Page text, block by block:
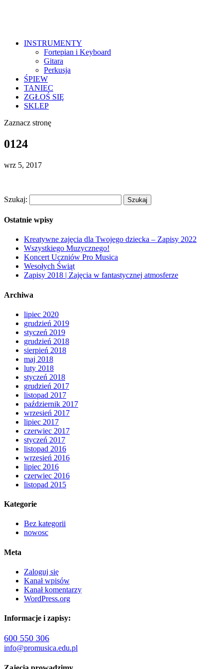
INSTRUMENTY
Fortepian i Keyboard
Gitara
Perkusja
ŚPIEW
TANIEC
ZGŁOŚ SIĘ
SKLEP
Zaznacz stronę
0124
wrz 5, 2017
Szukaj:
Ostatnie wpisy
Kreatywne zajęcia dla Twojego dziecka – Zapisy 2022
Wszystkiego Muzycznego!
Koncert Uczniów Pro Musica
Wesołych Świąt
Zapisy 2018 | Zajęcia w fantastycznej atmosferze
Archiwa
lipiec 2020
grudzień 2019
styczeń 2019
grudzień 2018
sierpień 2018
maj 2018
luty 2018
styczeń 2018
grudzień 2017
listopad 2017
październik 2017
wrzesień 2017
lipiec 2017
czerwiec 2017
styczeń 2017
listopad 2016
wrzesień 2016
lipiec 2016
czerwiec 2016
listopad 2015
Kategorie
Bez kategorii
nowosc
Meta
Zaloguj się
Kanał wpisów
Kanał komentarzy
WordPress.org
Informacje i zapisy:
600 550 306
info@promusica.edu.pl